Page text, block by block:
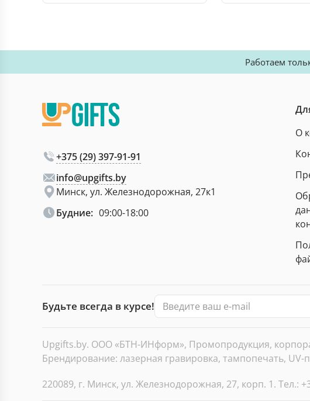
Работаем
+375 (29) 397-91-91
info@upgifts.by
Минск, ул. Железнодорожная, 27к1
Будние: 09:00-18:00
О
Будьте всегда в курсе!
Upgifts.by. ООО «БТН-ИНформ», Промопродукция,
Брендирование: лазерная гравировка, тампопечать,
220089, г. Минск, ул. Железнодорожная, 27, корп. 1. Тел.: